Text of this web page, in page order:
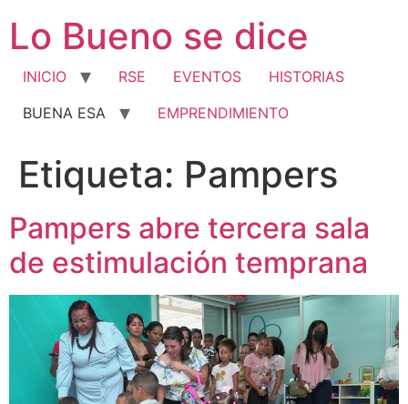
contenido
Lo Bueno se dice
INICIO RSE EVENTOS
HISTORIAS
BUENA ESA
EMPRENDIMIENTO
Etiqueta: Pampers
Pampers abre tercera sala
de estimulación temprana